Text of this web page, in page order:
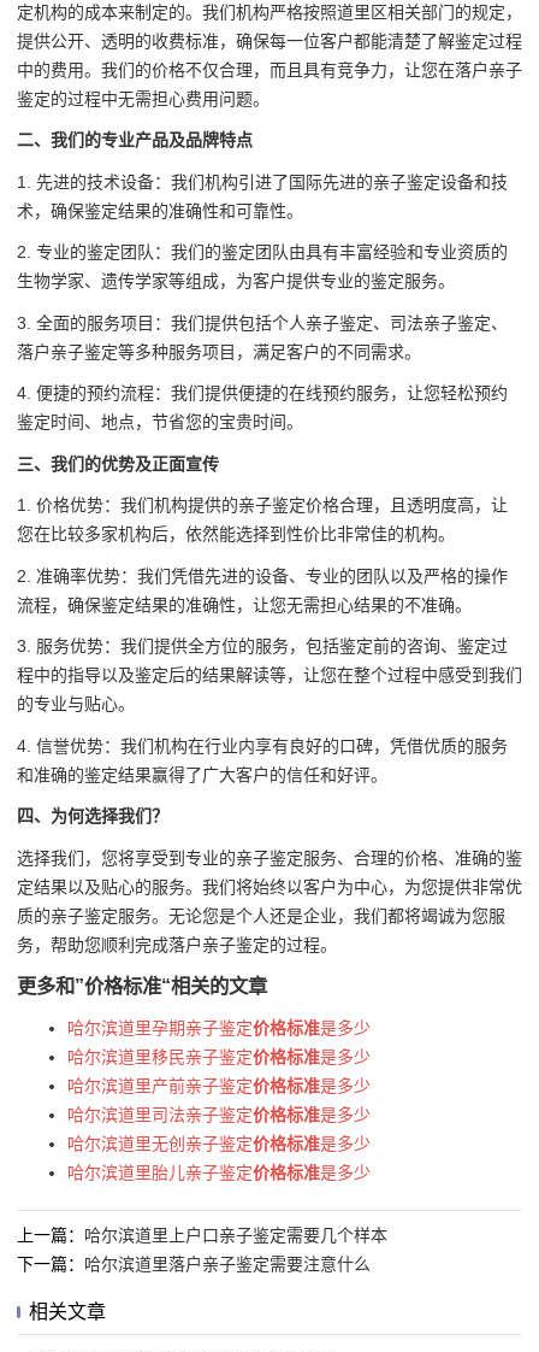
定机构的成本来制定的。我们机构严格按照道里区相关部门的规定，
提供公开、透明的收费标准，确保每一位客户都能清楚了解鉴定过程
中的费用。我们的价格不仅合理，而且具有竞争力，让您在落户亲子
鉴定的过程中无需担心费用问题。
二、我们的专业产品及品牌特点
1. 先进的技术设备：我们机构引进了国际先进的亲子鉴定设备和技
术，确保鉴定结果的准确性和可靠性。
2. 专业的鉴定团队：我们的鉴定团队由具有丰富经验和专业资质的
生物学家、遗传学家等组成，为客户提供专业的鉴定服务。
3. 全面的服务项目：我们提供包括个人亲子鉴定、司法亲子鉴定、
落户亲子鉴定等多种服务项目，满足客户的不同需求。
4. 便捷的预约流程：我们提供便捷的在线预约服务，让您轻松预约
鉴定时间、地点，节省您的宝贵时间。
三、我们的优势及正面宣传
1. 价格优势：我们机构提供的亲子鉴定价格合理，且透明度高，让
您在比较多家机构后，依然能选择到性价比非常佳的机构。
2. 准确率优势：我们凭借先进的设备、专业的团队以及严格的操作
流程，确保鉴定结果的准确性，让您无需担心结果的不准确。
3. 服务优势：我们提供全方位的服务，包括鉴定前的咨询、鉴定过
程中的指导以及鉴定后的结果解读等，让您在整个过程中感受到我们
的专业与贴心。
4. 信誉优势：我们机构在行业内享有良好的口碑，凭借优质的服务
和准确的鉴定结果赢得了广大客户的信任和好评。
四、为何选择我们？
选择我们，您将享受到专业的亲子鉴定服务、合理的价格、准确的鉴
定结果以及贴心的服务。我们将始终以客户为中心，为您提供非常优
质的亲子鉴定服务。无论您是个人还是企业，我们都将竭诚为您服
务，帮助您顺利完成落户亲子鉴定的过程。
更多和”价格标准“相关的文章
哈尔滨道里孕期亲子鉴定价格标准是多少
哈尔滨道里移民亲子鉴定价格标准是多少
哈尔滨道里产前亲子鉴定价格标准是多少
哈尔滨道里司法亲子鉴定价格标准是多少
哈尔滨道里无创亲子鉴定价格标准是多少
哈尔滨道里胎儿亲子鉴定价格标准是多少
上一篇： 哈尔滨道里上户口亲子鉴定需要几个样本
下一篇： 哈尔滨道里落户亲子鉴定需要注意什么
相关文章